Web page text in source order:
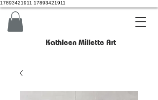
17893421911 17893421911
Kathleen Millette Art